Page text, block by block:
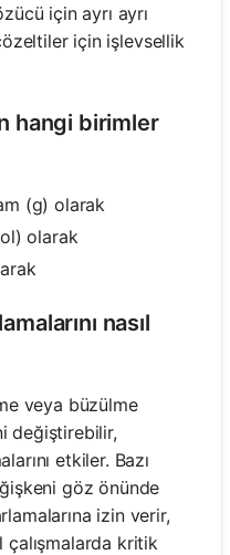
için ayrı ayrı
için işlevsellik
hangi birimler
(g) olarak
olarak
nasıl
veya büzülme
değiştirebilir,
etkiler. Bazı
göz önünde
izin verir,
kritik